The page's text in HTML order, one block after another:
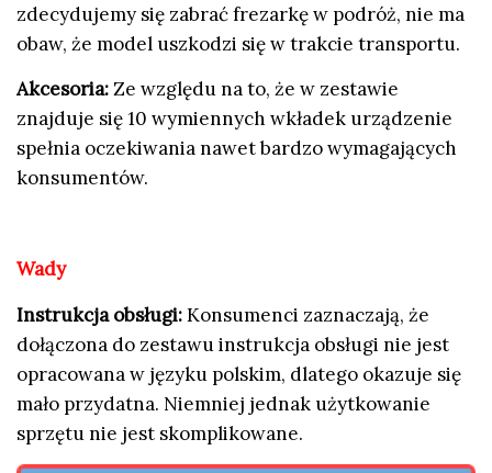
zdecydujemy się zabrać frezarkę w podróż, nie ma
obaw, że model uszkodzi się w trakcie transportu.
Akcesoria:Ze względu na to, że w zestawie
znajduje się 10 wymiennych wkładek urządzenie
spełnia oczekiwania nawet bardzo wymagających
konsumentów.
Wady
Instrukcja obsługi:Konsumenci zaznaczają, że
dołączona do zestawu instrukcja obsługi nie jest
opracowana w języku polskim, dlatego okazuje się
mało przydatna. Niemniej jednak użytkowanie
sprzętu nie jest skomplikowane.